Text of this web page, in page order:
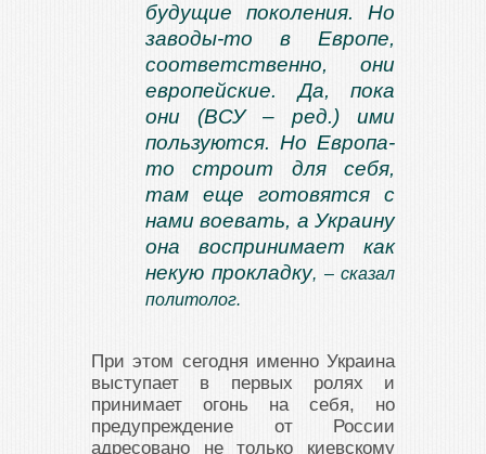
будущие поколения. Но
заводы-то в Европе,
соответственно, они
европейские. Да, пока
они (ВСУ – ред.) ими
пользуются. Но Европа-
то строит для себя,
там еще готовятся с
нами воевать, а Украину
она воспринимает как
некую прокладку, – сказал
политолог.
При этом сегодня именно Украина
выступает в первых ролях и
принимает огонь на себя, но
предупреждение от России
адресовано не только киевскому